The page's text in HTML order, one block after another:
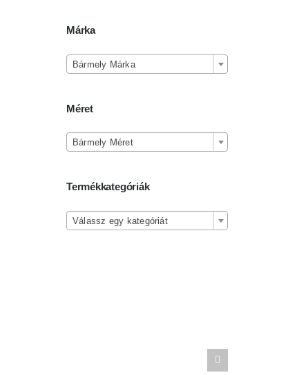
Márka
Bármely Márka
Méret
Bármely Méret
Termékkategóriák
Válassz egy kategóriát